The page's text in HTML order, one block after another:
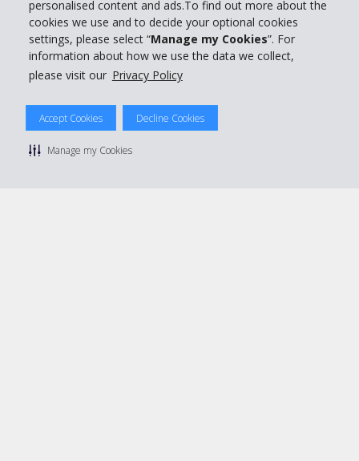
personalised content and ads.To find out more about the
cookies we use and to decide your optional cookies
settings, please select “Manage my Cookies”. For
information about how we use the data we collect,
please visit our Privacy Policy
Accept Cookies Decline Cookies
Manage my Cookies
Réserver avec Hertz
Politique de confidentialité
Conditions de location
Gérer mes cookies